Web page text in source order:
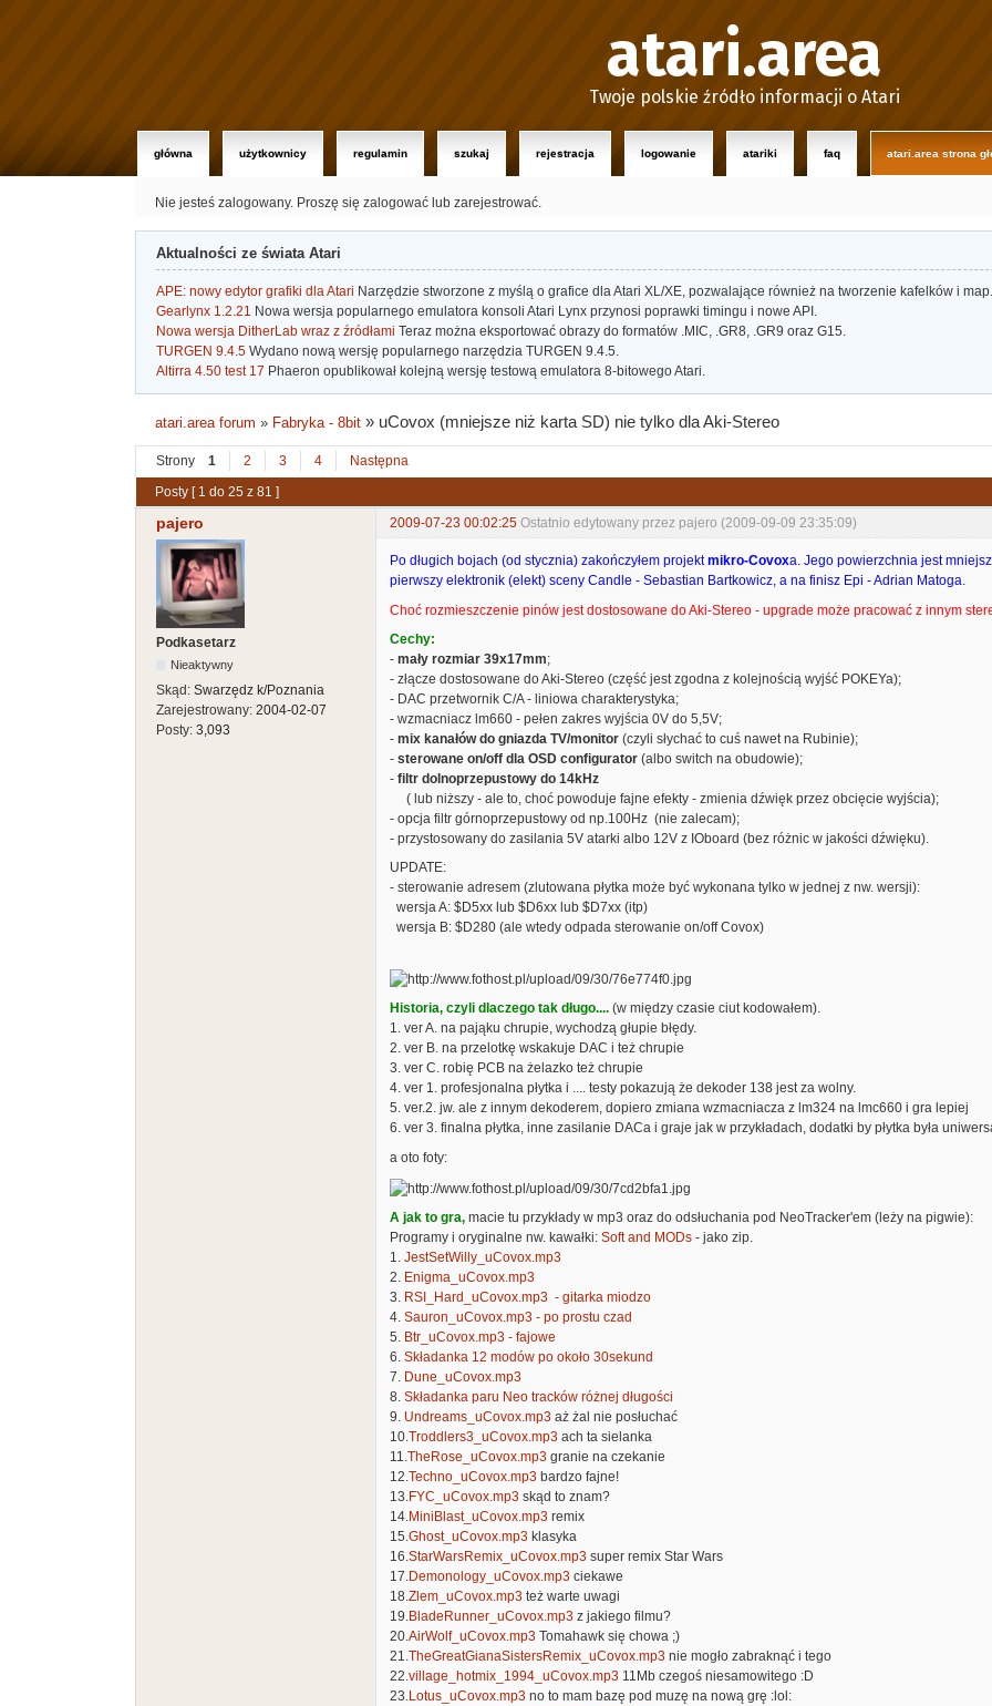
atari.area
Twoje polskie źródło informacji o Atari
główna użytkownicy regulamin szukaj rejestracja logowanie atariki faq atari.area strona
Nie jesteś zalogowany. Proszę się zalogować lub zarejestrować.
Aktualności ze świata Atari
APE: nowy edytor grafiki dla Atari Narzędzie stworzone z myślą o grafice dla Atari XL/XE, pozwalające również na tworzenie kafelków i map.
Gearlynx 1.2.21 Nowa wersja popularnego emulatora konsoli Atari Lynx przynosi poprawki timingu i nowe API.
Nowa wersja DitherLab wraz z źródłami Teraz można eksportować obrazy do formatów .MIC, .GR8, .GR9 oraz G15.
TURGEN 9.4.5 Wydano nową wersję popularnego narzędzia TURGEN 9.4.5.
Altirra 4.50 test 17 Phaeron opublikował kolejną wersję testową emulatora 8-bitowego Atari.
atari.area forum » Fabryka - 8bit » uCovox (mniejsze niż karta SD) nie tylko dla Aki-Stereo
Strony 1 2 3 4
Następna
Posty [ 1 do 25 z 81 ]
pajero 2009-07-23 00:02:25 Ostatnio edytowany przez pajero (2009-09-09 23:35:09)
Podkasetarz
Nieaktywny
Skąd: Swarzędz k/Poznania
Zarejestrowany: 2004-02-07
Posty: 3,093
Po długich bojach (od stycznia) zakończyłem projektmikro-Covoxa. Jego powierzchnia jest
pierwszy elektronik (elekt) sceny Candle - Sebastian Bartkowicz, a na finisz Epi - Adrian Matoga.
Choć rozmieszczenie pinów jest dostosowane do Aki-Stereo - upgrade może pracować z innym
Cechy:
- mały rozmiar 39x17mm;
- złącze dostosowane do Aki-Stereo (część jest zgodna z kolejnością wyjść POKEYa);
- DAC przetwornik C/A - liniowa charakterystyka;
- wzmacniacz lm660 - pełen zakres wyjścia 0V do 5,5V;
- mix kanałów do gniazda TV/monitor (czyli słychać to cuś nawet na Rubinie);
- sterowane on/off dla OSD configurator (albo switch na obudowie);
- filtr dolnoprzepustowy do 14kHz
( lub niższy - ale to, choć powoduje fajne efekty - zmienia dźwięk przez obcięcie wyjścia);
- opcja filtr górnoprzepustowy od np.100Hz (nie zalecam);
- przystosowany do zasilania 5V atarki albo 12V z IOboard (bez różnic w jakości dźwięku).
UPDATE:
- sterowanie adresem (zlutowana płytka może być wykonana tylko w jednej z nw. wersji):
wersja A: $D5xx lub $D6xx lub $D7xx (itp)
wersja B: $D280 (ale wtedy odpada sterowanie on/off Covox)
Historia, czyli dlaczego tak długo.... (w między czasie ciut kodowałem).
1. ver A. na pająku chrupie, wychodzą głupie błędy.
2. ver B. na przelotkę wskakuje DAC i też chrupie
3. ver C. robię PCB na żelazko też chrupie
4. ver 1. profesjonalna płytka i .... testy pokazują że dekoder 138 jest za wolny.
5. ver.2. jw. ale z innym dekoderem, dopiero zmiana wzmacniacza z lm324 na lmc660 i gra lepiej
6. ver 3. finalna płytka, inne zasilanie DACa i graje jak w przykładach, dodatki by płytka była
a oto foty:
A jak to gra, macie tu przykłady w mp3 oraz do odsłuchania pod NeoTracker'em (leży na pigwie):
Programy i oryginalne nw. kawałki: Soft and MODs - jako zip.
1. JestSetWilly_uCovox.mp3
2. Enigma_uCovox.mp3
3. RSI_Hard_uCovox.mp3 - gitarka miodzo
4. Sauron_uCovox.mp3 - po prostu czad
5. Btr_uCovox.mp3 - fajowe
6. Składanka 12 modów po około 30sekund
7. Dune_uCovox.mp3
8. Składanka paru Neo tracków różnej długości
9. Undreams_uCovox.mp3 aż żal nie posłuchać
10.Troddlers3_uCovox.mp3 ach ta sielanka
11.TheRose_uCovox.mp3 granie na czekanie
12.Techno_uCovox.mp3 bardzo fajne!
13.FYC_uCovox.mp3 skąd to znam?
14.MiniBlast_uCovox.mp3 remix
15.Ghost_uCovox.mp3 klasyka
16.StarWarsRemix_uCovox.mp3 super remix Star Wars
17.Demonology_uCovox.mp3 ciekawe
18.Zlem_uCovox.mp3 też warte uwagi
19.BladeRunner_uCovox.mp3 z jakiego filmu?
20.AirWolf_uCovox.mp3 Tomahawk się chowa ;)
21.TheGreatGianaSistersRemix_uCovox.mp3 nie mogło zabraknąć i tego
22.village_hotmix_1994_uCovox.mp3 11Mb czegoś niesamowitego :D
23.Lotus_uCovox.mp3 no to mam bazę pod muzę na nową grę :lol: